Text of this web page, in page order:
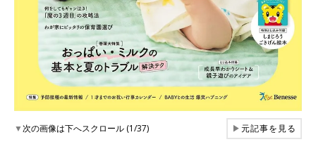
▼次の画像は下へスクロール (1/37) ▶元記事を見る